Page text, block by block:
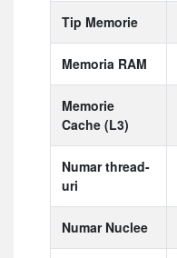
Tip Memorie
Memoria RAM
Memorie
Cache (L3)
Numar thread-
uri
Numar Nuclee